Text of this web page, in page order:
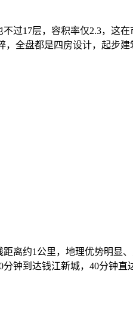
过17层，容积率仅2.3，这
，全盘都是四房设计，起步建
离约1公里，地理优势明显
钟到达钱江新城，40分钟直